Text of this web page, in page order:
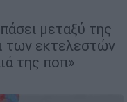
μεταξύ της
των εκτελεστών
της ποπ»